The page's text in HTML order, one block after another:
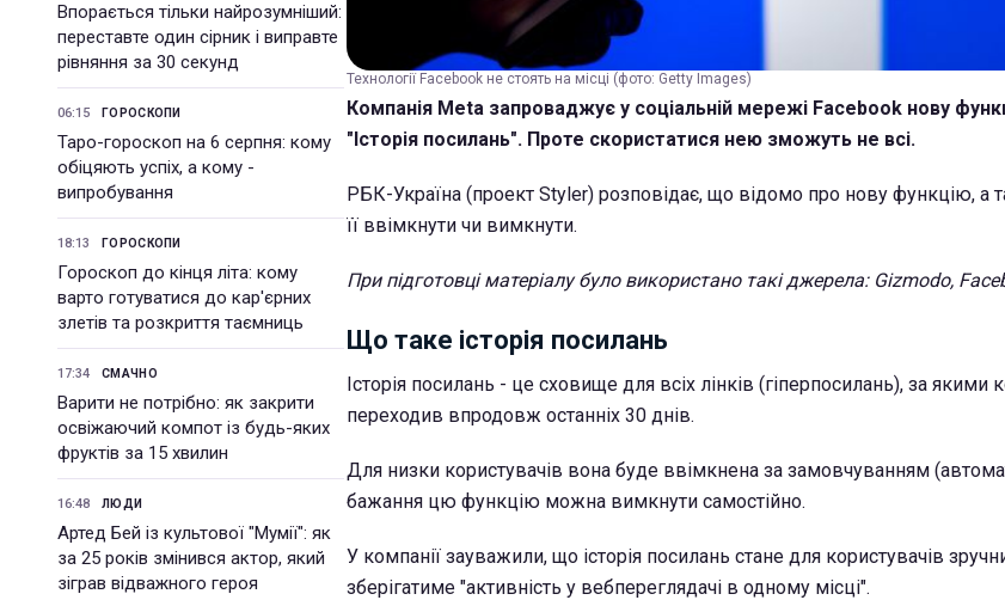
Впорається тільки найрозумніший:
переставте один сірник і виправте
рівняння за 30 секунд
06:15 ГОРОСКОПИ
Таро-гороскоп на 6 серпня: кому
обіцяють успіх, а кому -
випробування
18:13 ГОРОСКОПИ
Гороскоп до кінця літа: кому
варто готуватися до кар'єрних
злетів та розкриття таємниць
17:34 СМАЧНО
Варити не потрібно: як закрити
освіжаючий компот із будь-яких
фруктів за 15 хвилин
16:48 ЛЮДИ
Артед Бей із культової "Мумії": як
за 25 років змінився актор, який
зіграв відважного героя
Технології Facebook не стоять на місці (фото: Getty Images)
Компанія Meta запроваджує у соціальній мережі Facebook нову
"Історія посилань". Проте скористатися нею зможуть не всі.
РБК-Україна (проект Styler) розповідає, що відомо про нову функцію, а
її ввімкнути чи вимкнути.
При підготовці матеріалу було використано такі джерела: Gizmodo,
Що таке історія посилань
Історія посилань - це сховище для всіх лінків (гіперпосилань), за якими
переходив впродовж останніх 30 днів.
Для низки користувачів вона буде ввімкнена за замовчуванням
бажання цю функцію можна вимкнути самостійно.
У компанії зауважили, що історія посилань стане для користувачів
зберігатиме "активність у вебпереглядачі в одному місці".